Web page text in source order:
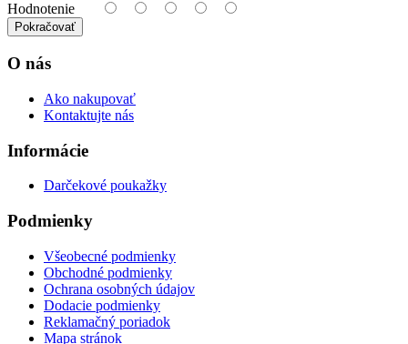
Hodnotenie
Pokračovať
O nás
Ako nakupovať
Kontaktujte nás
Informácie
Darčekové poukažky
Podmienky
Všeobecné podmienky
Obchodné podmienky
Ochrana osobných údajov
Dodacie podmienky
Reklamačný poriadok
Mapa stránok